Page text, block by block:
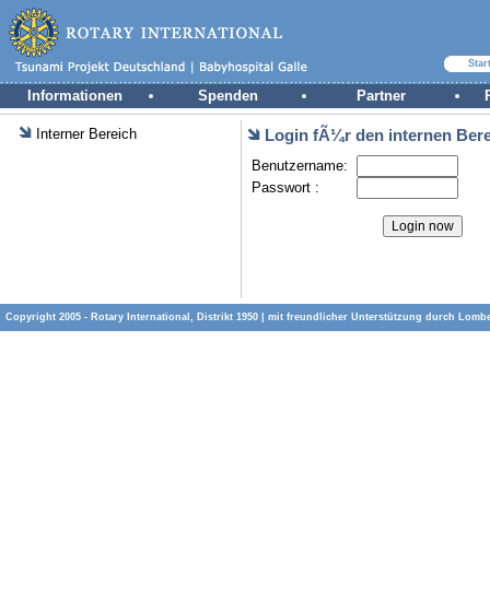
Informationen Spenden Partner
Interner Bereich Login fÃ¼r den internen
Benutzername:
Passwort :
Copyright 2005 - Rotary International, Distrikt 1950 | mit freundlicher Unterstützung durch